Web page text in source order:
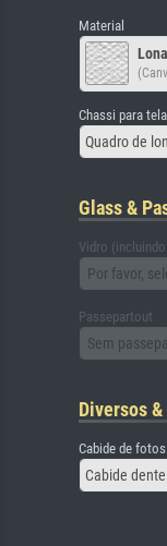
Material
Chassi para tela
Quadro de
Glass &
Vidro
Por favor,
Passepartout
Sem
Diversos
Cabide de fotos
Cabide